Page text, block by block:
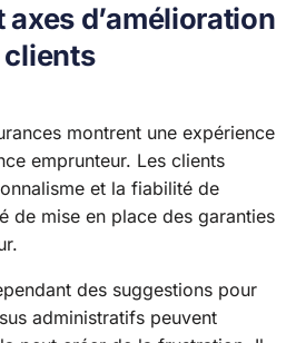
d’amélioration
clients
montrent une expérience
emprunteur. Les clients
et la fiabilité de
de mise en place des garanties
des suggestions pour
administratifs peuvent